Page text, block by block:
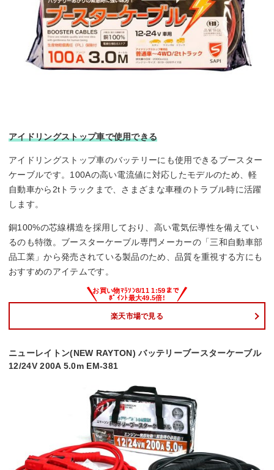
アイドリングストップ車で使用できる
アイドリングストップ車のバッテリーにも使用できるブースター
ケーブルです。100Aの高い電流値に対応したモデルのため、軽
自動車から2tトラックまで、さまざまな車種のトラブル時に活躍
します。
銅100%の芯線構造を採用しており、高い電気伝導性を備えてい
るのも特徴。ブースターケーブル専門メーカーの「三和自動車部
品工業」から発売されている製品のため、品質を重視する方にも
おすすめのアイテムです。
楽天市場で見る
ニューレイトン(NEW RAYTON) バッテリーブースターケーブル
12/24V 200A 5.0m EM-381